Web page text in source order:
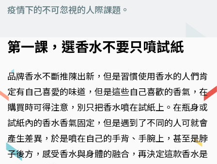
疫情下的不可忽視的人際課題。
第一課，選香水不要只噴試紙
品牌香水不斷推陳出新，但是習慣使用香水的人們肯
定有自己喜愛的味道，但是這些自己喜歡的香氣，在
購買時可得注意，別只把香水噴在試紙上。在瓶身或
試紙內的香水香氣固定，但是遇到了不同的人可就會
產生差異，於是噴在自己的手背、手腕上，甚至是脖
子後方，感受香水與身體的融合，再決定這款香水是